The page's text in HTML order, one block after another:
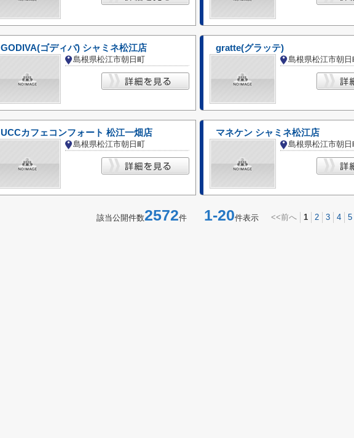
GODIVA(ゴディバ) シャミネ松江店
島根県松江市朝日町
gratte(グラッテ)
島根県松江市朝日
UCCカフェコンフォート 松江一畑店
島根県松江市朝日町
マネケン シャミネ松江店
島根県松江市朝日
該当公開件数2572件 1-20件表示 <<前へ 1 2 3 4 5